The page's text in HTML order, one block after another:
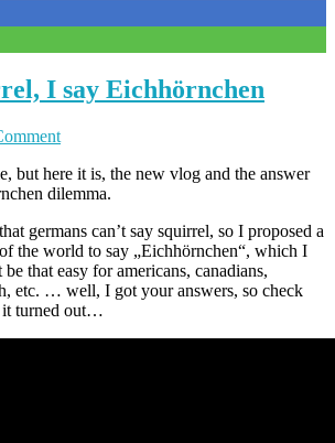
I say Eichhörnchen
but here it is, the new vlog and the answer
dilemma.
germans can’t say squirrel, so I proposed a
the world to say „Eichhörnchen“, which I
that easy for americans, canadians,
etc. … well, I got your answers, so check
it turned out…